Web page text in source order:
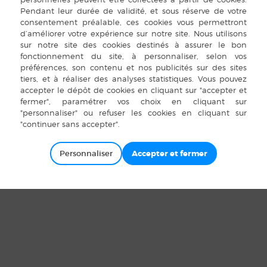
Bais 2015 |Mentions légales Plan du site|Cookies| Accès
Personnaliser